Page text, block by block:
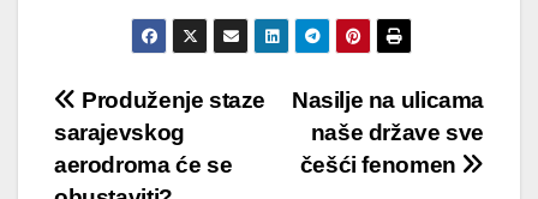
Post
navigation
Nasilje na ulicama
naše države sve
češći fenomen
Produženje staze
sarajevskog
aerodroma će se